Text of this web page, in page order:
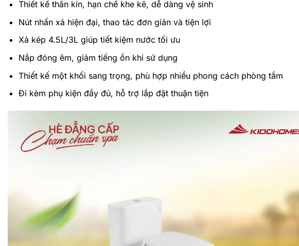
Thiết kế thân kín, hạn chế khe kẽ, dễ dàng vệ sinh
Nút nhấn xả hiện đại, thao tác đơn giản và tiện lợi
Xả kép 4.5L/3L giúp tiết kiệm nước tối ưu
Nắp đóng êm, giảm tiếng ồn khi sử dụng
Thiết kế một khối sang trọng, phù hợp nhiều phong cách phòng tắm
Đi kèm phụ kiện đầy đủ, hỗ trợ lắp đặt thuận tiện